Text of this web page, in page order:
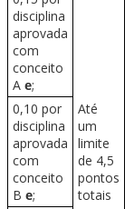
disciplina
aprovada
com
conceito
A e;
Até
um
limite
de 4,5
pontos
totais
0,10 por
disciplina
aprovada
com
conceito
B e;